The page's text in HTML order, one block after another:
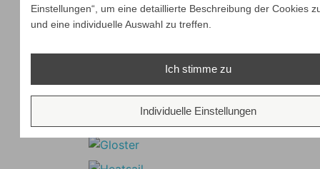
Einstellungen“, um eine detaillierte Beschreibung der Cookies
und eine individuelle Auswahl zu treffen.
Ich stimme zu
Individuelle Einstellungen